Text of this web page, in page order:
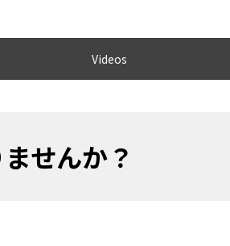
Videos
せんか？